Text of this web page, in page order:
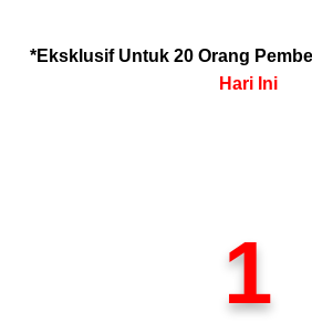
*Eksklusif Untuk 20 Orang
Hari Ini
1